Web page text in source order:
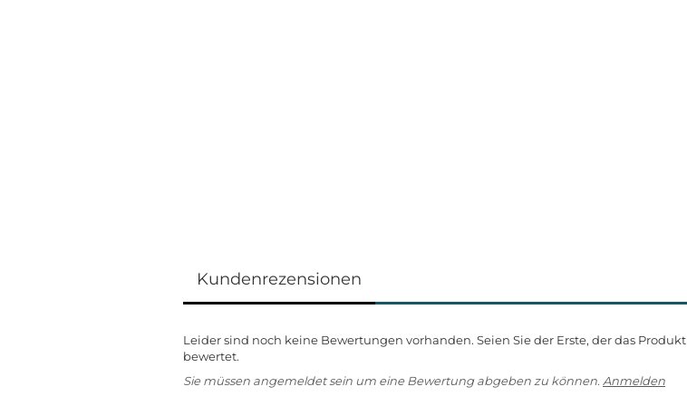
Kundenrezensionen
Leider sind noch keine Bewertungen vorhanden. Seien Sie der Erste, der das Produkt
bewertet.
Sie müssen angemeldet sein um eine Bewertung abgeben zu können. Anmelden